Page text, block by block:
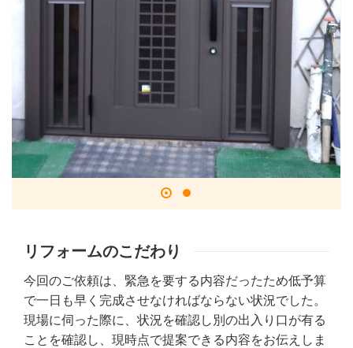
リフォームのこだわり
今回のご依頼は、緊急を要する内容だったため低予算
で一日も早く完成させなければならない状況でした。
現場に伺った際に、状況を確認し別の出入り口が有る
ことを確認し、現時点で提案できる内容をお伝えしま